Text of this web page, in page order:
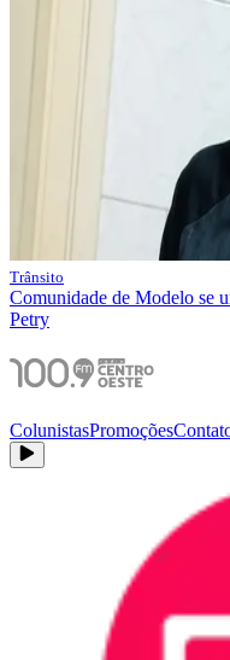
Trânsito
Comunidade de Modelo se
Petry
ColunistasPromoções